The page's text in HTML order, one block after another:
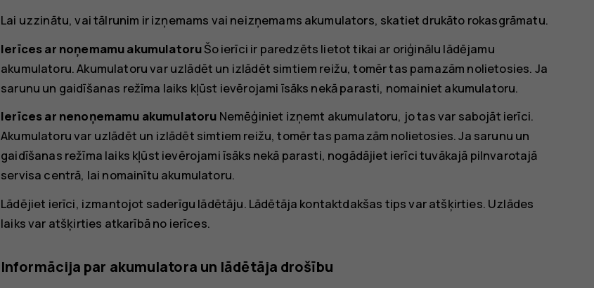
Lai uzzinātu, vai tālrunim ir izņemams vai neizņemams akumulators, skatiet drukāto rokasgrāmatu.
Ierīces ar noņemamu akumulatoruŠo ierīci ir paredzēts lietot tikai ar oriģinālu lādējamu
akumulatoru. Akumulatoru var uzlādēt un izlādēt simtiem reižu, tomēr tas pamazām nolietosies. Ja
sarunu un gaidīšanas režīma laiks kļūst ievērojami īsāks nekā parasti, nomainiet akumulatoru.
Ierīces ar nenoņemamu akumulatoru Nemēģiniet izņemt akumulatoru, jo tas var sabojāt ierīci.
Akumulatoru var uzlādēt un izlādēt simtiem reižu, tomēr tas pamazām nolietosies. Ja sarunu un
gaidīšanas režīma laiks kļūst ievērojami īsāks nekā parasti, nogādājiet ierīci tuvākajā pilnvarotajā
servisa centrā, lai nomainītu akumulatoru.
Lādējiet ierīci, izmantojot saderīgu lādētāju. Lādētāja kontaktdakšas tips var atšķirties. Uzlādes
laiks var atšķirties atkarībā no ierīces.
Informācija par akumulatora un lādētāja drošību